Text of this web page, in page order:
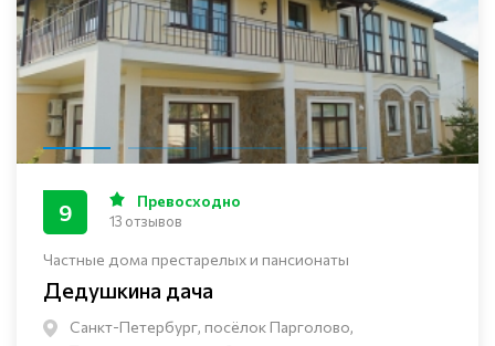
Частные дома престарелых и пансионаты
Дедушкина дача
Санкт-Петербург, посёлок Парголово,
9 Превосходно
13 отзывов